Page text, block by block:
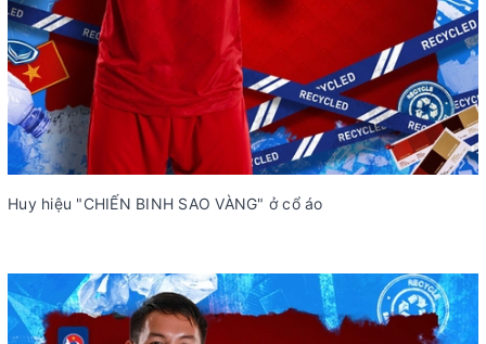
Huy hiệu "CHIẾN BINH SAO VÀNG" ở cổ áo